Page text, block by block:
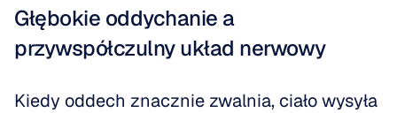
Głębokie oddychanie a
przywspółczulny układ nerwowy
Kiedy oddech znacznie zwalnia, ciało wysyła